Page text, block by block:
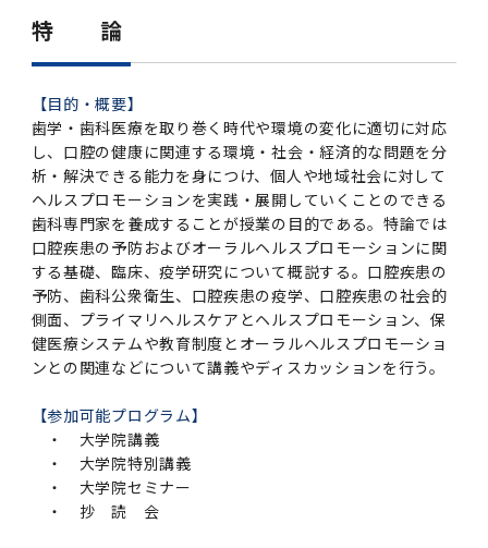
歴代校長及び学長
ブランド
研究について
医療について
東京医科歯科大学の誓い
世界大学ランキング
大学組織一覧
副学長
理事･監事
役員会
経営協議会
学長選考・監察会議
広報誌・刊行物トップ
大学紹介動画トップ
大学紹介動画
キャンパスライフ編
留学制度編
学長×医学部学生懇談
学長×歯学部学生懇談
大学概要（冊子）
統合報告書
広報誌
広報誌トップ
英語版広報誌「TMDU ANNUAL NEWS」
学内向け広報誌「TMDUニュース」
大学案内 【受験生向け】（冊子）
写真で綴る 東京医科歯科大学トップ
第1回『学びの地』
クラウドファンディング実施プロジェクト一覧
大学の計画と評価
大学評価の制度について
大学評価の制度についてトップ
概説
１．国立大学法人評価
３．自己点検・評価
1-1．第４期中期目標・中期計画等について【6
年間】
1-1．第４期中期目標・中期計画等について【6
年間】トップ
第１期 中期目標・中期計画等について
第２期 中期目標・中期計画等について
第３期中期目標・中期計画等について
1-2.年度計画・年度評価等について【第1期～
第3期】
1-2.年度計画・年度評価等について【第1期～
第3期】トップ
（第１期中期目標期間中）年度計画、年度評価
等について
2．認証評価
3．自己点検・評価
4．指定国立大学法人構想に関する進捗状況に
ついて
四大学連合トップ
四大学連合憲章等
四大学連合憲章等トップ
四大学連合憲章
「大学院学生の教育研究交流」に関する実施細
複合領域コース(四大学共通)
複合領域コース(四大学共通)トップ
各複合領域コースの概要
編入学制度について（複数学士号）
複合領域コース（東京医科歯科大学）
医療管理政策学（MMA）コース（東京医科歯科
大学）
情報公開・個人情報
情報公開・個人情報トップ
情報公開制度
個人情報保護制度
法定公開情報
統計データ
東京医科歯科大学ＳＤＧｓ推進宣言
男性職員の育児休業等取得推進宣言
ダイバーシティ
東京医科歯科大学ダイバーシティ＆インクルー
ジョン推進宣言等
コンプライアンス・ハラスメントトップ
ハラスメントへの対応について
入試制度
学部入試の変更点（予告）
入試データ
これまでの学部入試変更点
学部などについてトップ
ILA国府台
医学部
歯学部
難治疾患研究所
国際交流サイト
学生生活などについて
学生生活などについてトップ
授業料・入学料・検定料
奨学金について
アルバイトについて
学生寮について
イベント
イベントトップ
オープンキャンパス
歯学部サマープログラム
オンライン個別進学相談
資料請求
合格発表
募集要項
医歯学総合研究科
保健衛生学研究科
FAQ
医歯学総合研究科博士課程 国際連携専攻（ジ
ョイント・ディグリープログラム：JDP）
アドミッション・ポリシー
過去の試験問題・入試データ
TOEFL-ITP試験結果（スコアレポート）の返
却について
大学院入学希望者向け入試説明会
学費・入学金・奨学金について
学費・入学金・奨学金についてトップ
大学院医歯学総合研究科生体検査科学講座
聴講生・科目等履修生および大学院研究生募集
トップ
医学部
歯学部
生体材料工学研究所
難治疾患研究所
大学院研究生
大学院保健衛生学研究科
入学に関するお問い合わせ窓口
て
令和7年度（2025年度）「総合知と癒しの次世
代フロントランナー育成プログラム Science
Tokyo SPRING(医歯学系)」対象学生の春募集
について
Call for Applications to Science Tokyo
Post-SPRING（MD）Program for the 2026
Academic Year by Eligible Students
(*Spring admission)
Call for Applications to Science Tokyo
SPRING（MD）Program for the 2025
Academic Year by Eligible Students
(*Autumn admission)
令和７年度（２０２５年度）総合知と癒しの次
系）生）の募集について
令和7年度トップレベルAI研究のための共創型
エキスパート人材育成プログラム対象学生（医
歯学系-BOOST生）の募集について
令和６年度（2024年度）TMDUトップレベル
AI研究のための共創型エキスパート人材育成プ
ログラム 対象学生（TMDU-BOOST生）の募
集について
令和８年度（2026年度）CS（クリニシャン・
サイエンティスト）養成支援制度の募集につい
て
Call for Applications for the Clinician
Scientist (CS) Training Support Program
for Academic Year 2026
授業・カリキュラムトップ
四大学連合･複合領域コース
教育要項（学部シラバス）
履修要項（大学院シラバス）
保健衛生学研究科科目等履修生について
入学料・授業料・奨学金
入学料・授業料・奨学金トップ
授業料・入学料・検定料
授業料・入学料・検定料トップ
授業料・入学料・検定料
入学料・授業料免除・徴収猶予について
(Admission & Tuition
Exemption/Deferment)
奨学金について
入学料・授業料免除・徴収猶予について
(Admission & Tuition
Exemption/Deferment)
入学料・授業料免除・徴収猶予について
(Admission & Tuition
【2026年4月入学者】入学料免除・徴収猶予申
請について（Admission Fee
Exemption&Admission Fee Deferment）
奨学金について
奨学金についてトップ
日本学生支援機構
財団法人・地方公共団体等奨学金
日本学生支援機構
留学情報
学生生活サポート
学生生活サポートトップ
アルバイトについて
アパート等の紹介
学生保険制度について
国民年金について
各種支援制度
就職・キャリア支援
就職・キャリア支援トップ
企業・官公庁・医療機関の皆様へ
在学生向け
サークル・学園祭
サークル・学園祭トップ
お茶の水祭
施設利用
施設利用トップ
ボランティア
ポリシートップ
歯学部（歯学科･口腔保健学科）
大学院医歯学総合研究科
大学院保健衛生学研究科
医学部（医学科･保健衛生学科）
医学科
保健衛生学科 【看護学専攻】
保健衛生学科 【検査技術学専攻】
歯学部（歯学科･口腔保健学科）トップ
歯学科
口腔保健学科【口腔保健衛生学専攻】
口腔保健学科【口腔保健工学専攻】
大学院医歯学総合研究科
大学院医歯学総合研究科トップ
修士課程 医歯理工保健学専攻
修士課程 医歯理工保健学専攻【医療管理政策
学（MMA）コース】
博士課程 医歯学専攻
博士課程 生命理工医療科学専攻
大学院保健衛生学研究科
大学院保健衛生学研究科トップ
博士課程看護先進科学専攻
教養部
公開講座・公開シンポジウム・講演会等のお知
らせ
ILA国府台担当教員一覧
大学院医歯学総合研究科トップ
修士課程 医歯理工保健学専攻
修士課程 医歯理工保健学専攻トップ
概要
医歯学総合研究科修士課程履修要項（シラバ
修士課程 医歯理工保健学専攻【医療管理政策
学（MMA）コース】
修士課程 医歯理工保健学専攻 グローバルヘル
スリーダー養成 (MPH) コース
博士課程 医歯学専攻
博士課程 医歯学専攻トップ
博士課程 国際連携専攻（ジョイント・ディグリ
大学院保健衛生学研究科
大学院保健衛生学研究科トップ
研究科長挨拶
概要
教育研究分野組織、指導教員研究内容
教育研究分野組織、指導教員研究内容トップ
履修要項（大学院シラバス）保健衛生学研究科
寄附講座・寄附部門一覧
ジョイントリサーチ講座・ジョイントリサーチ
部門一覧
生体材料工学研究所
難治疾患研究所
高等研究院
外部資金トップ
産学官連携
e-Rad 府省共通研究開発管理システム(外部サ
イト)
科研費電子申請システム(外部サイト)
研究助成金
AMED研究費の年間公募スケジュール(学内専
用)
GAPファンド等の公募
研究手続き
倫理審査申請システム
利益相反申告システム(学外利用時VPN必要)
臨床研究審査委員会申請システム
実験計画書のWeb申請システム(学外利用時
VPN必要)
倫理審査手続きについて
各種実験手続き例(学内専用)
研究活動トップ
研究情報データベース
機関リポジトリ
研究テーマ検索
プレスリリース
青い鳥広場(学内専用)
研究組織
研究組織トップ
若手研究者支援センター（YISC）
重点研究領域
オープンイノベーションセンター
各種センター
取り組み・規制
取り組み・規制トップ
研究不正の防止
剽窃チェックツール(学内専用)
安全保障輸出管理(学内専用)
事務部
事務部トップ
受験生
企業・研究者・一般の方
アクセス 学内サイト EN
特 論
【目的・概要】
歯学・歯科医療を取り巻く時代や環境の変化に適切に対応
し、口腔の健康に関連する環境・社会・経済的な問題を分
析・解決できる能力を身につけ、個人や地域社会に対して
ヘルスプロモーションを実践・展開していくことのできる
歯科専門家を養成することが授業の目的である。特論では
口腔疾患の予防およびオーラルヘルスプロモーションに関
する基礎、臨床、疫学研究について概説する。口腔疾患の
予防、歯科公衆衛生、口腔疾患の疫学、口腔疾患の社会的
側面、プライマリヘルスケアとヘルスプロモーション、保
健医療システムや教育制度とオーラルヘルスプロモーショ
ンとの関連などについて講義やディスカッションを行う。
【参加可能プログラム】
・ 大学院講義
・ 大学院特別講義
・ 大学院セミナー
・ 抄 読 会